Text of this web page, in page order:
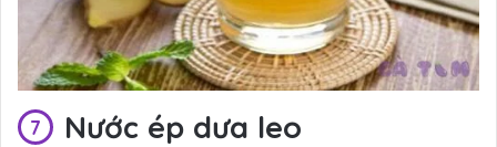
Nước ép dưa leo